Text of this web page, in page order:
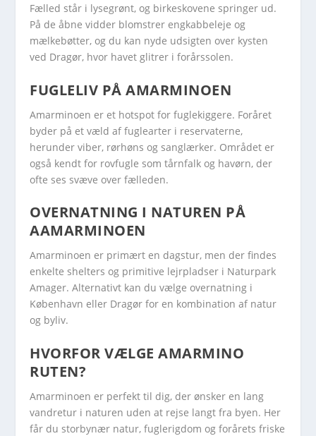
Fælled står i lysegrønt, og birkeskovene springer ud.
På de åbne vidder blomstrer engkabbeleje og
mælkebøtter, og du kan nyde udsigten over kysten
ved Dragør, hvor havet glitrer i forårssolen.
FUGLELIV PÅ AMARMINOEN
Amarminoen er et hotspot for fuglekiggere. Foråret
byder på et væld af fuglearter i reservaterne,
herunder viber, rørhøns og sanglærker. Området er
også kendt for rovfugle som tårnfalk og havørn, der
ofte ses svæve over fælleden.
OVERNATNING I NATUREN PÅ
AAMARMINOEN
Amarminoen er primært en dagstur, men der findes
enkelte shelters og primitive lejrpladser i Naturpark
Amager. Alternativt kan du vælge overnatning i
København eller Dragør for en kombination af natur
og byliv.
HVORFOR VÆLGE AMARMINO
RUTEN?
Amarminoen er perfekt til dig, der ønsker en lang
vandretur i naturen uden at rejse langt fra byen. Her
får du storbynær natur, fuglerigdom og forårets friske